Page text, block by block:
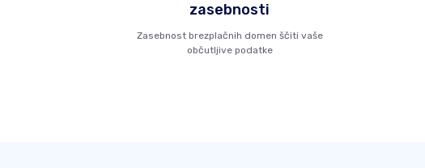
zasebnosti
Zasebnost brezplačnih domen ščiti vaše
občutljive podatke